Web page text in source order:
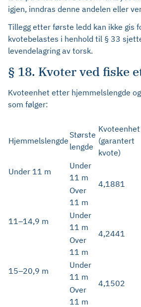
igjen, inndras denne andelen eller
Tillegg etter første ledd kan ikke gis
kvotebelastes i henhold til § 33
levendelagring av torsk.
§ 18. Kvoter ved fiske
Kvoteenhet etter hjemmelslengde
som følger:
Hjemmelslengde
Største
lengde
Kvoteenhet
(garantert
kvote)
Under 11 m
Under
11 m
4,1881
Over
11 m
11–14,9 m
Under
11 m
4,2441
Over
11 m
15–20,9 m
Under
11 m
4,1502
Over
11 m